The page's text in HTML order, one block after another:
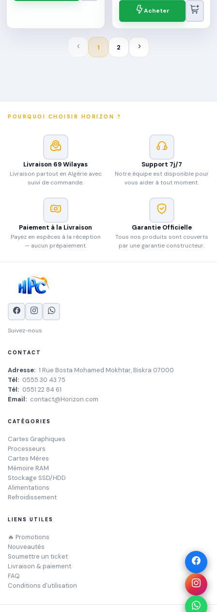
Acheter
1 2
POURQUOI CHOISIR HORIZON ?
Livraison 69 Wilayas
Livraison partout en Algérie avec
suivi de commande.
Support 7j/7
Notre équipe est disponible pour
vous aider à tout moment.
Paiement à la Livraison
Payez en espèces à la réception
— aucun prépaiement.
Garantie Officielle
Tous nos produits sont couverts
par une garantie constructeur.
Suivez-nous
CONTACT
Adresse: 1 Rue Bosta Mohamed Mokhtar, Biskra 07000
Tél: 0555 30 43 75
Tél: 0551 22 84 61
Email: contact@Horizon.com
CATÉGORIES
Cartes Graphiques
Processeurs
Cartes Mères
Mémoire RAM
Stockage SSD/HDD
Alimentations
Refroidissement
LIENS UTILES
🔥 Promotions
Nouveautés
Soumettre un ticket
Livraison & paiement
FAQ
Conditions d'utilisation